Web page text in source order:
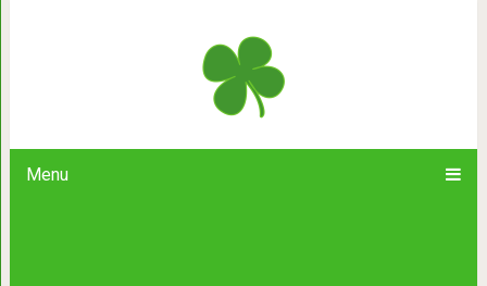
Menu
У нас традиция была в семье.